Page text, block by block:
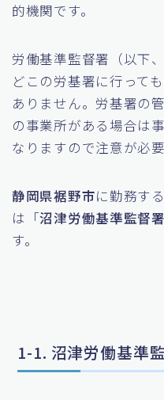
的機関です。
労働基準監督署（以下
どこの労基署に行って
ありません。労基署の
の事業所がある場合は
なりますので注意が必要
静岡県裾野市に勤務す
は「沼津労働基準監督署
す。
1-1. 沼津労働基準